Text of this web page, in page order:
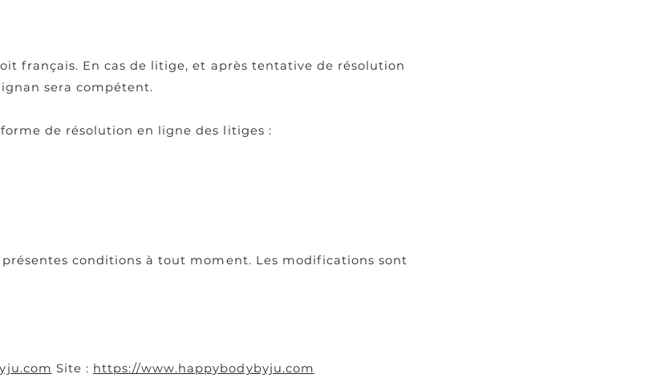
français. En cas de litige, et après tentative de résolution
sera compétent.
de résolution en ligne des litiges :
conditions à tout moment. Les modifications sont
Site : https://www.happybodybyju.com